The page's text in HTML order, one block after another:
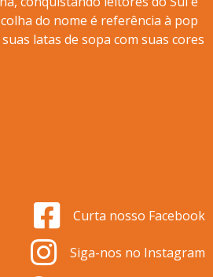
do nome é referência à pop
latas de sopa com suas cores
Curta nosso Facebook
Siga-nos no Instagram